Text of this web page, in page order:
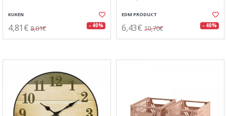
KUKEN
4,81€ 8,01€ - 40%
EDM PRODUCT
6,43€ 10,70€ - 40%